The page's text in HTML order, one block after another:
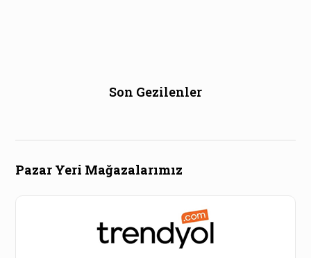
Son Gezilenler
Pazar Yeri Mağazalarımız